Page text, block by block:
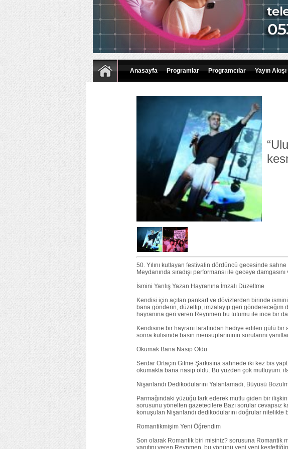
Anasayfa Programlar Programcılar Yayın Akışı
50. Yılını kutlayan festivalin dördüncü gecesinde
Meydanında sıradışı performansı ile geceye
İsmini Yanlış Yazan Hayranına İmzalı Düzeltme
Kendisi için açılan pankart ve dövizlerden birinde isminin
bana gönderin, düzeltip, imzalayıp geri göndereceğim
hayranına geri veren Reynmen bu tutumu ile ince bir
Kendisine bir hayranı tarafından hediye edilen gülü bir
sonra kulisinde basın mensuplarınının sorularını
Okumak Bana Nasip Oldu
Serdar Ortaçın Gitme Şarkısına sahnede iki kez bis
okumakta bana nasip oldu. Bu yüzden çok mutluyum.
Nişanlandı Dedikodularını Yalanlamadı, Büyüsü
Parmağındaki yüzüğü fark ederek mutlu giden bir
sorusunu yönelten gazetecilere Bazı sorular cevapsız
konuşulan Nişanlandı dedikodularını doğrular nitelikte
Romantikmişim Yeni Öğrendim
Son olarak Romantik biri misiniz? sorusuna Romantik
yanıtını veren Reynmen, bu yönünü yeni yeni